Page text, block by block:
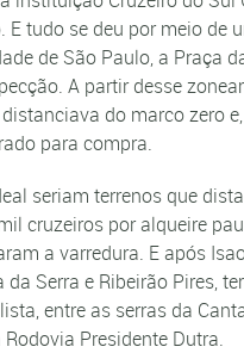
tudo se deu por meio
de São Paulo, a Praça
A partir desse
do marco zero
para compra.
seriam terrenos que
cruzeiros por alqueire
a varredura. E após
Serra e Ribeirão Pires,
entre as serras da
Presidente Dutra.